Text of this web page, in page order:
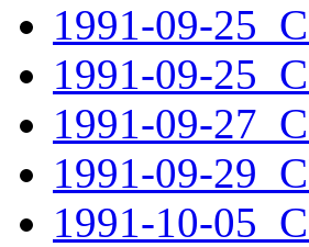
1991-09-
1991-09-
1991-09-
1991-09-
1991-10-